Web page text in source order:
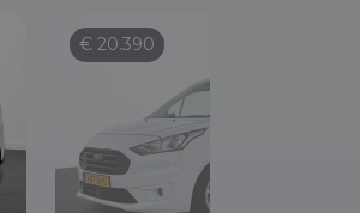
€ 20.390